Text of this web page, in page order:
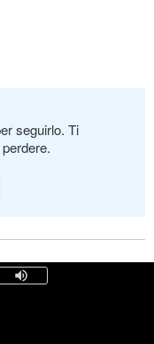
seguirlo. Ti